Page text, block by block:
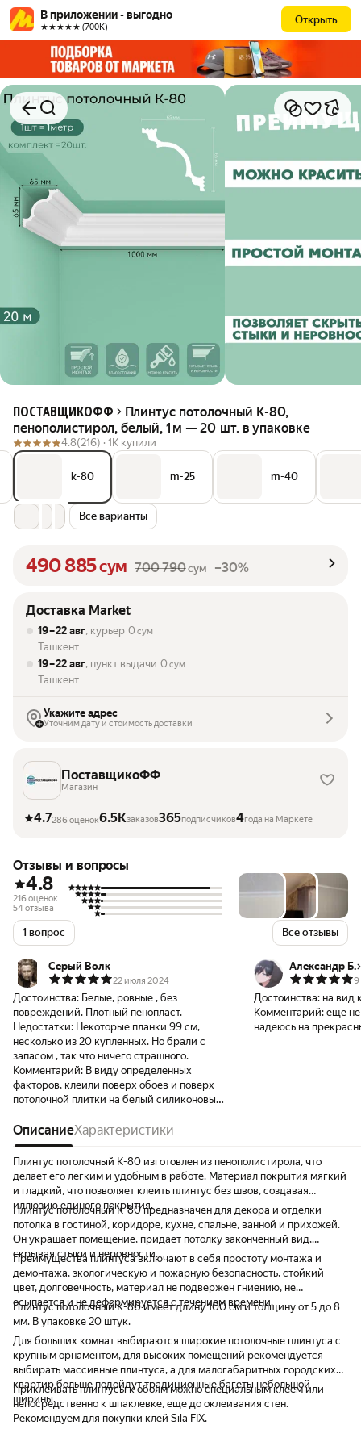
В приложении - выгодно
★★★★★ (700К)
Открыть
ПОСТАВЩИКОФФ
Плинтус потолочный K-80,
пенополистирол, белый, 1 м — 20 шт. в упаковке
4.8(216) · 1K купили
k-80 m-25 m-40
Все варианты
490 885сум 700 790сум –30%
Доставка Market
19 – 22 авг, курьер 0 сум
Ташкент
19 – 22 авг, пункт выдачи 0 сум
Ташкент
Укажите адрес
Уточним дату и стоимость доставки
ПоставщикоФФ
Магазин
4.7286 оценок6.5Kзаказов365подписчиков4года на Маркете
Отзывы и вопросы
4.8
216 оценок
54 отзыва
1 вопрос Все отзывы
Серый Волк
22 июля 2024
Достоинства: Белые, ровные , без
повреждений. Плотный пенопласт.
Недостатки: Некоторые планки 99 см,
несколько из 20 купленных. Но брали с
запасом , так что ничего страшного.
Комментарий: В виду определенных
факторов, клеили поверх обоев и поверх
потолочной плитки на белый силиконовый
Александр Б.
9
Достоинства: на вид
Комментарий: ещё не
надеюсь на
ОписаниеХарактеристики
Плинтус потолочный K-80 изготовлен из пенополистирола, что
делает его легким и удобным в работе. Материал покрытия мягкий
и гладкий, что позволяет клеить плинтус без швов, создавая
иллюзию единого покрытия.
Плинтус потолочный K-80 предназначен для декора и отделки
потолка в гостиной, коридоре, кухне, спальне, ванной и прихожей.
Он украшает помещение, придает потолку законченный вид,
скрывая стыки и неровности.
Преимущества плинтуса включают в себя простоту монтажа и
демонтажа, экологическую и пожарную безопасность, стойкий
цвет, долговечность, материал не подвержен гниению, не
осыпается и не деформируется с течением времени.
Плинтус потолочный K-80 имеет длину 100 см и толщину от 5 до 8
мм. В упаковке 20 штук.
Для больших комнат выбираются широкие потолочные плинтуса с
крупным орнаментом, для высоких помещений рекомендуется
выбирать массивные плинтуса, а для малогабаритных городских
квартир больше подойдут традиционные багеты небольшой
ширины.
Приклеивать плинтусы к обоям можно специальным клеем или
непосредственно к шпаклевке, еще до оклеивания стен.
Рекомендуем для покупки клей Sila FIX.